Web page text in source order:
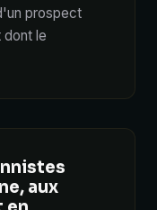
prospect
dont le
aux